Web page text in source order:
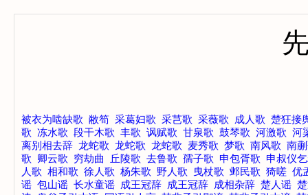
被衣为啮缺歌 敝笱 采葛妇歌 采芑歌 采薇歌 成人歌 楚狂接
歌 冻水歌 段干木歌 丰歌 讽赋歌 甘泉歌 鼓琴歌 河激歌 河
离别相去辞 龙蛇歌 龙蛇歌 龙蛇歌 麦秀歌 梦歌 南风歌 南
歌
卿云歌 穷劫曲 丘陵歌 去鲁歌 孺子歌 申包胥歌
申叔仪
人歌 相和歌 徐人歌 杨朱歌 野人歌 曳杖歌 邺民歌 猗嗟 优
谣 包山谣 长水童谣 成王冠辞 成王冠辞 成相杂辞 楚人谣